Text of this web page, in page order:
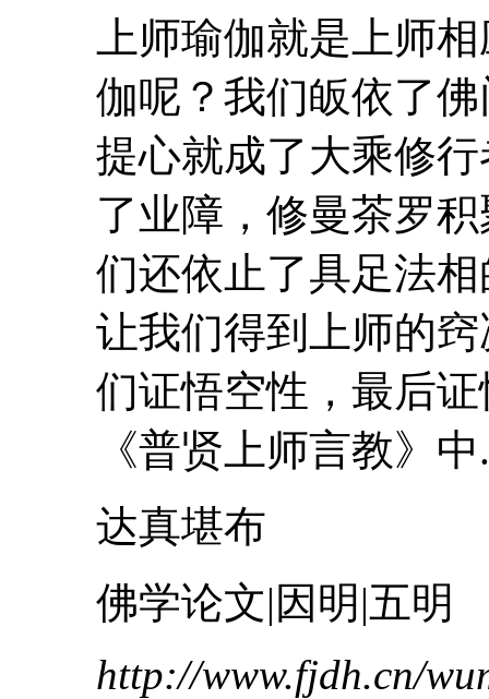
上 师瑜伽就是 上 师
伽呢？我们皈依了
提心就成了大乘修
了业障，修曼茶罗
们还依止了具足法相
让我们得到
上 师的
们证悟空性，最后
《普贤 上 师言教》中
达真堪布
佛学论文|因明|五明
http://www.fjdh.cn/